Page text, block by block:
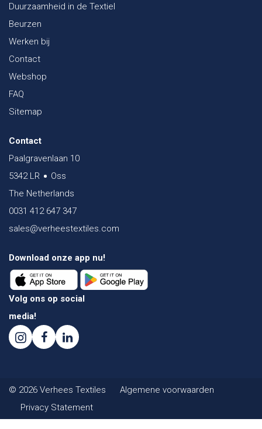
Duurzaamheid in de Textiel
Beurzen
Werken bij
Contact
Webshop
FAQ
Sitemap
Contact
Paalgravenlaan 10
5342 LR
Oss
The Netherlands
0031 412 647 347
sales@verheestextiles.com
Download onze app nu!
Volg ons op social
media!
© 2026 Verhees Textiles
Algemene voorwaarden
Privacy Statement